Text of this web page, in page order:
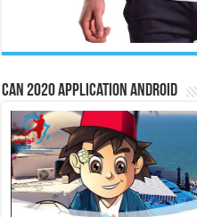
CAN 2020 Application Android